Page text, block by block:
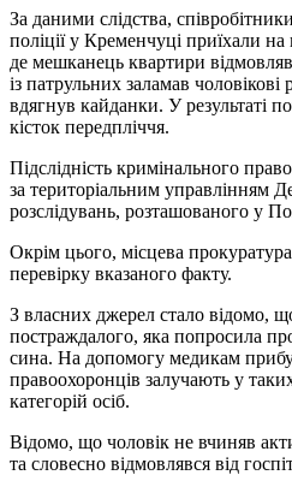
За даними слідства,
поліції у Кременчуці приїхали
де мешканець квартири
із патрульних заламав
вдягнув кайданки. У результаті
кісток передпліччя.
Підслідність кримінального
за територіальним управлінням
розслідувань, розташованого у
Окрім цього, місцева
перевірку вказаного факту.
З власних джерел стало відомо,
постраждалого, яка попросила
сина. На допомогу медикам
правоохоронців залучають у
категорій осіб.
Відомо, що чоловік не вчиняв
та словесно відмовлявся від